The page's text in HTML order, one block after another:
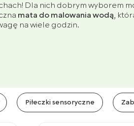
Dla nich dobrym wyborem
mata do malowania wodą,
na wiele godzin.
Piłeczki sensoryczne